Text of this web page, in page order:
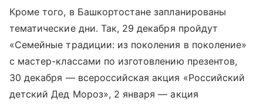
Кроме того, в Башкортостане запланированы
тематические дни. Так, 29 декабря пройдут
«Семейные традиции: из поколения в поколение»
с мастер-классами по изготовлению презентов,
30 декабря — всероссийская акция «Российский
детский Дед Мороз», 2 января — акция